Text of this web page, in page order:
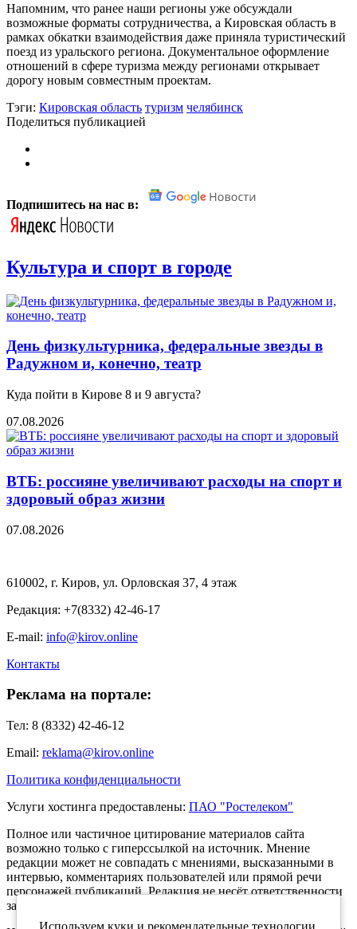
Напомним, что ранее наши регионы уже обсуждали
возможные форматы сотрудничества, а Кировская область в
рамках обкатки взаимодействия даже приняла туристический
поезд из уральского региона. Документальное оформление
отношений в сфере туризма между регионами открывает
дорогу новым совместным проектам.
Тэги: Кировская область туризм челябинск
Поделиться публикацией
Подпишитесь на нас в:
Культура и спорт в городе
День физкультурника, федеральные звезды в
Радужном и, конечно, театр
Куда пойти в Кирове 8 и 9 августа?
07.08.2026
ВТБ: россияне увеличивают расходы на спорт и
здоровый образ жизни
07.08.2026
610002, г. Киров, ул. Орловская 37, 4 этаж
Редакция: +7(8332) 42-46-17
E-mail: info@kirov.online
Контакты
Реклама на портале:
Тел: 8 (8332) 42-46-12
Email: reklama@kirov.online
Политика конфиденциальности
Услуги хостинга предоставлены: ПАО "Ростелеком"
Полное или частичное цитирование материалов сайта
возможно только с гиперссылкой на источник. Мнение
редакции может не совпадать с мнениями, высказанными в
интервью, комментариях пользователей или прямой речи
персонажей публикаций. Редакция не несёт ответственности
за текст комментариев читателей.
Используем куки и рекомендательные технологии,